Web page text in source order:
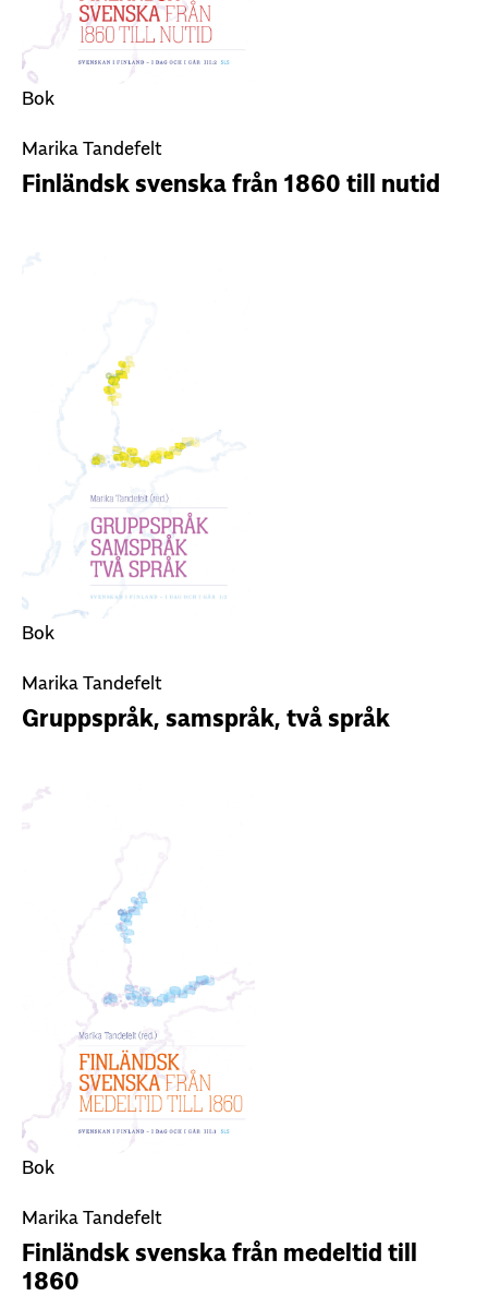
Bok
Marika Tandefelt
Finländsk svenska från 1860 till nutid
Bok
Marika Tandefelt
Gruppspråk, samspråk, två språk
Bok
Marika Tandefelt
Finländsk svenska från medeltid till
1860